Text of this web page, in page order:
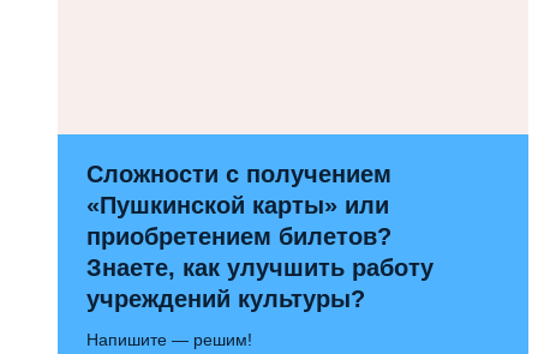
Сложности с получением
«Пушкинской карты» или
приобретением билетов?
Знаете, как улучшить работу
учреждений культуры?
Напишите — решим!